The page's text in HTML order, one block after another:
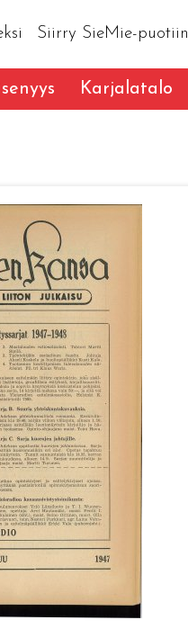
Siirry SieMie-puotiin
Karjalatalo